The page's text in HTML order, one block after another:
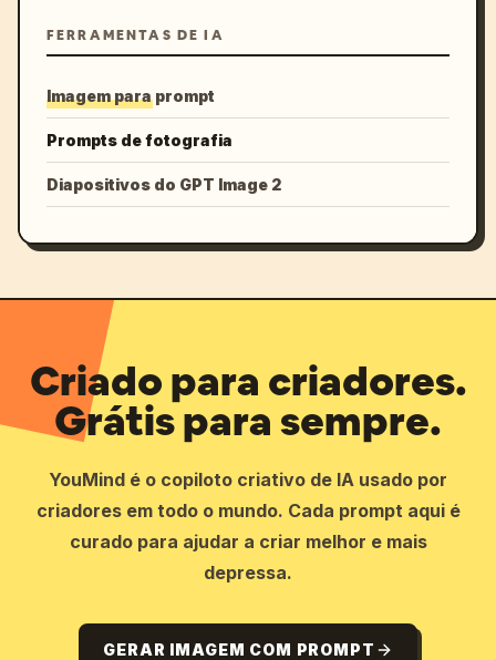
FERRAMENTAS DE IA
Imagem para prompt
Prompts de fotografia
Diapositivos do GPT Image 2
Criado para criadores.
Grátis para sempre.
YouMind é o copiloto criativo de IA usado por
criadores em todo o mundo. Cada prompt aqui é
curado para ajudar a criar melhor e mais
depressa.
GERAR IMAGEM COM PROMPT